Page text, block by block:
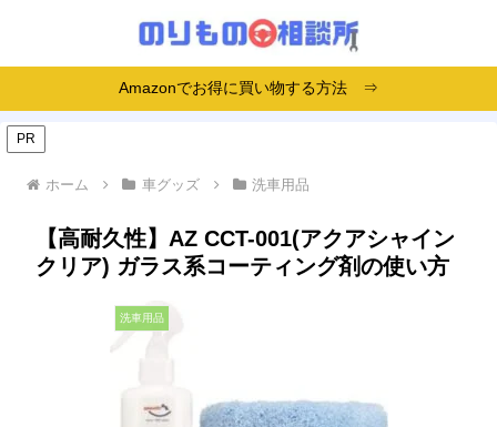
Amazonでお得に買い物する方法 ⇒
PR
ホーム 車グッズ 洗車用品
【高耐久性】AZ CCT-001(アクアシャイン
クリア) ガラス系コーティング剤の使い方
洗車用品